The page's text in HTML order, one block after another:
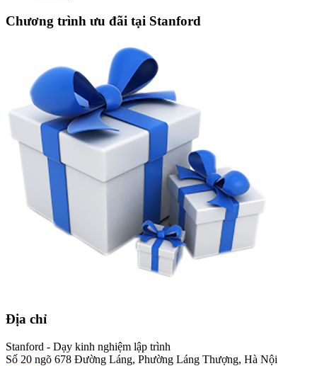
Chương trình ưu đãi tại Stanford
Địa chỉ
Stanford - Dạy kinh nghiệm lập trình
Số 20 ngõ 678 Đường Láng, Phường Láng Thượng, Hà Nội